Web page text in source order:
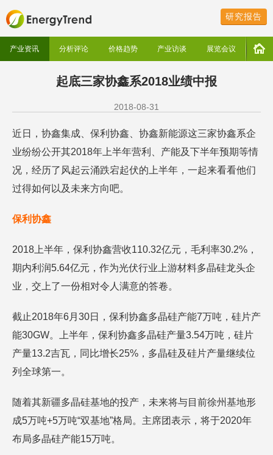
研究报告
产业资讯 分析评论 价格趋势 产业访谈 展览会议
起底三家协鑫系2018业绩中报
2018-08-31
近日，协鑫集成、保利协鑫、协鑫新能源这三家协鑫系企
业纷纷公开其2018年上半年营利、产能及下半年预期等情
况，经历了风起云涌跌宕起伏的上半年，一起来看看他们
过得如何以及未来方向吧。
保利协鑫
2018上半年，保利协鑫营收110.32亿元，毛利率30.2%，
期内利润5.64亿元，作为光伏行业上游材料多晶硅龙头企
业，交上了一份相对令人满意的答卷。
截止2018年6月30日，保利协鑫多晶硅产能7万吨，硅片产
能30GW。上半年，保利协鑫多晶硅产量3.54万吨，硅片
产量13.2吉瓦，同比增长25%，多晶硅及硅片产量继续位
列全球第一。
随着其新疆多晶硅基地的投产，未来将与目前徐州基地形
成5万吨+5万吨“双基地”格局。主席团表示，将于2020年
布局多晶硅产能15万吨。